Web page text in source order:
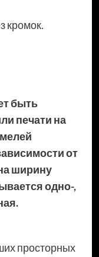
кромок.
быть
печати на
от
ширину
одно-,
просторных